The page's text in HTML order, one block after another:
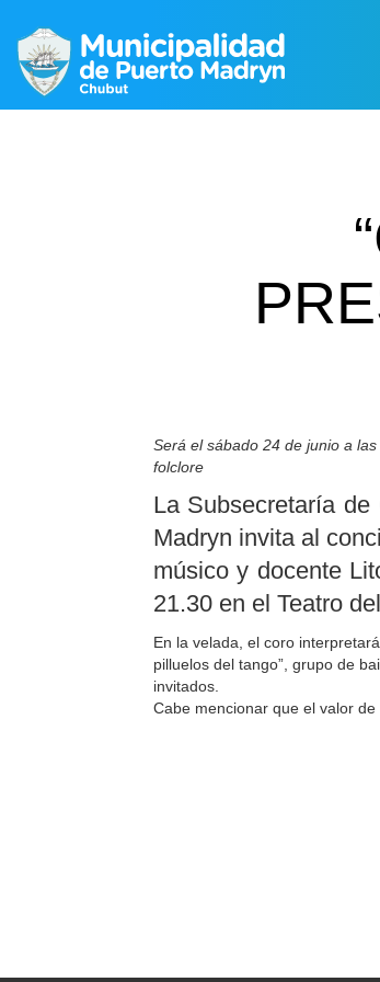
Será el sábado 24 de junio a
folclore
La Subsecretaría
Madryn invita al
músico y docente
21.30 en el Teatro
En la velada, el coro
pilluelos del tango”, grupo de
invitados.
Cabe mencionar que el valor